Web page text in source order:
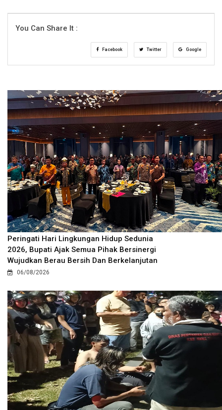
You Can Share It :
Facebook Twitter Google
Peringati Hari Lingkungan Hidup Sedunia
2026, Bupati Ajak Semua Pihak Bersinergi
Wujudkan Berau Bersih Dan Berkelanjutan
06/08/2026